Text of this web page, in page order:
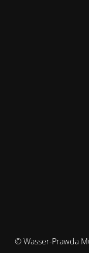
© Wasser-Prawda